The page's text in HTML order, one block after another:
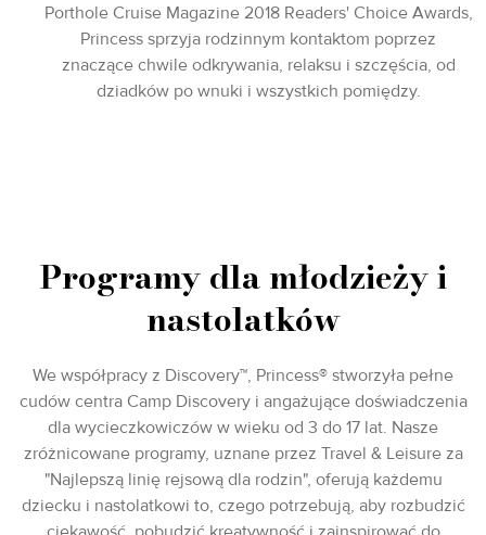
Porthole Cruise Magazine 2018 Readers' Choice Awards,
Princess sprzyja rodzinnym kontaktom poprzez
znaczące chwile odkrywania, relaksu i szczęścia, od
dziadków po wnuki i wszystkich pomiędzy.
Programy dla młodzieży i
nastolatków
We współpracy z Discovery™, Princess® stworzyła pełne
cudów centra Camp Discovery i angażujące doświadczenia
dla wycieczkowiczów w wieku od 3 do 17 lat. Nasze
zróżnicowane programy, uznane przez Travel & Leisure za
"Najlepszą linię rejsową dla rodzin", oferują każdemu
dziecku i nastolatkowi to, czego potrzebują, aby rozbudzić